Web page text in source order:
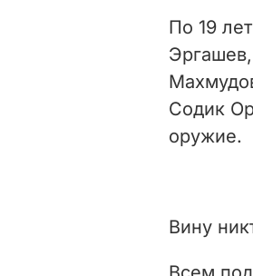
По 19
Содик
оружие.
Вину